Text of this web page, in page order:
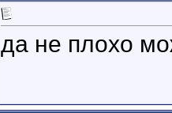
да не плохо